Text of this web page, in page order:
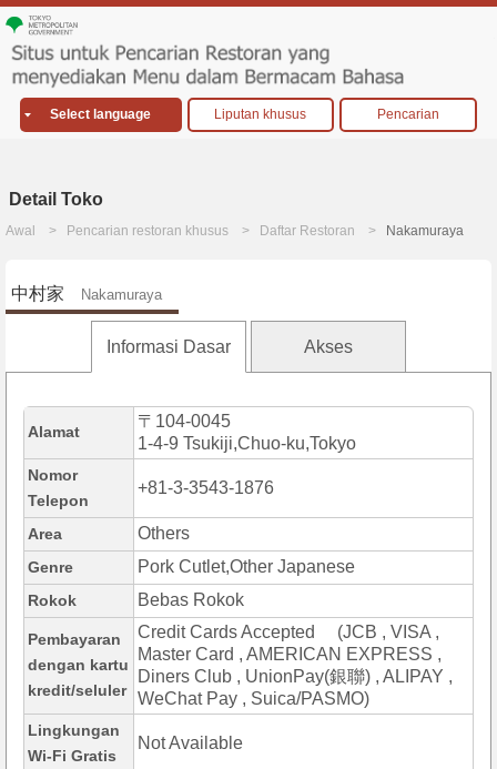
Select language Liputan khusus Pencarian
Detail Toko
Awal Pencarian restoran khusus Daftar Restoran Nakamuraya
中村家 Nakamuraya
Informasi Dasar Akses
Alamat
〒104-0045
1-4-9 Tsukiji,Chuo-ku,Tokyo
Nomor
Telepon
+81-3-3543-1876
Area Others
Genre Pork Cutlet,Other Japanese
Rokok Bebas Rokok
Pembayaran
dengan kartu
kredit/seluler
Credit Cards Accepted (JCB , VISA ,
Master Card , AMERICAN EXPRESS ,
Diners Club , UnionPay(銀聯) , ALIPAY ,
WeChat Pay , Suica/PASMO)
Lingkungan
Wi-Fi Gratis
Not Available